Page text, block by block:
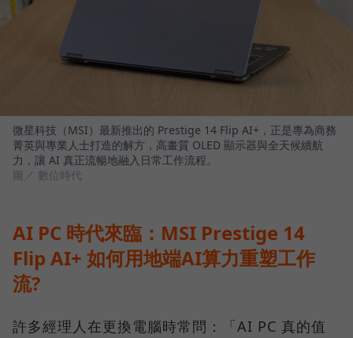
微星科技（MSI）最新推出的 Prestige 14 Flip AI+，正是專為商務
菁英與專業人士打造的解方，高畫質 OLED 顯示器與全天候續航
力，讓 AI 真正流暢地融入日常工作流程。
圖／ 數位時代
AI PC 時代來臨：MSI Prestige 14
Flip AI+ 如何用地端AI算力重塑工作
流?
許多經理人在更換電腦時常問：「AI PC 真的值